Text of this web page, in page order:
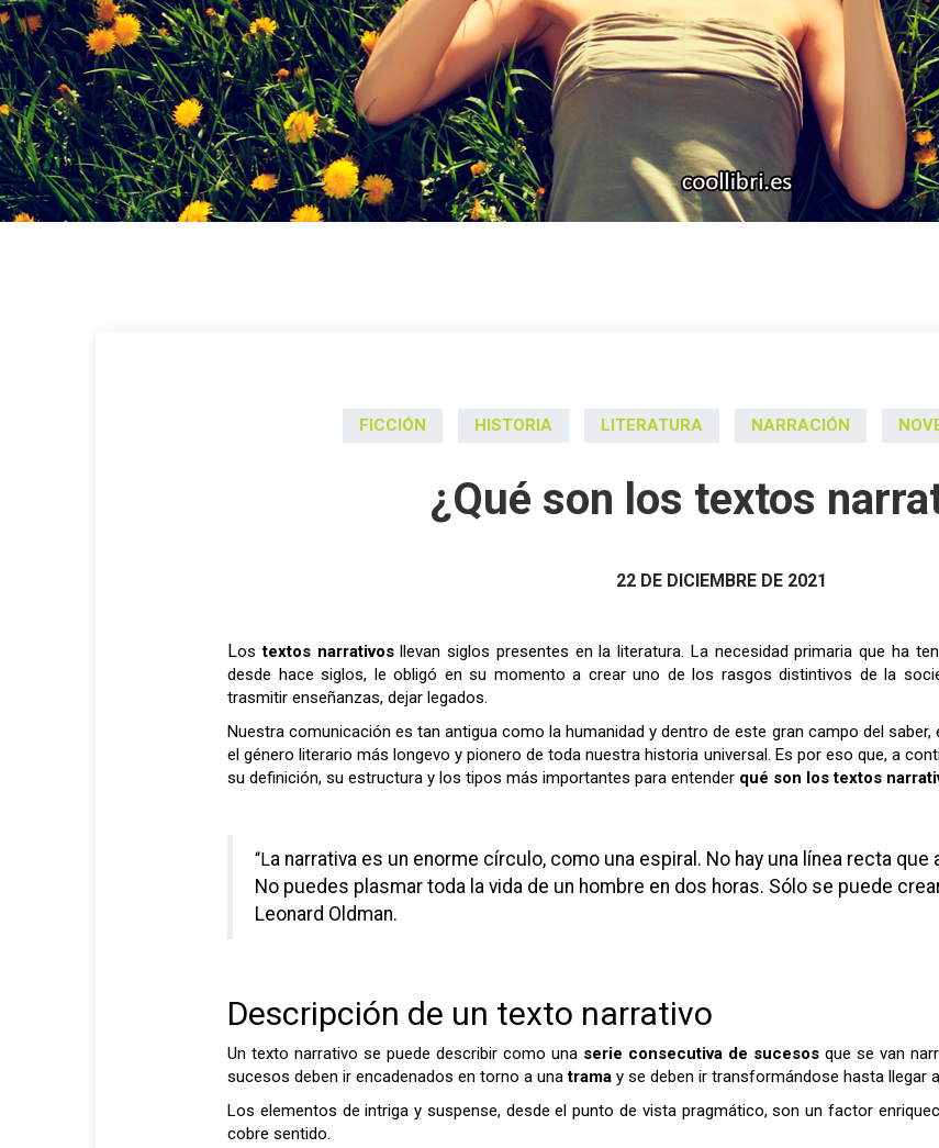
FICCIÓN HISTORIA LITERATURA NARRACIÓN
¿Qué son los textos
22 DE DICIEMBRE DE 2021
Los textos narrativosllevan siglos presentes en la literatura. La necesidad primaria que ha
desde hace siglos, le obligó en su momento a crear uno de los rasgos distintivos de la
trasmitir enseñanzas, dejar legados.
Nuestra comunicación es tan antigua como la humanidad y dentro de este gran campo del saber,
el género literario más longevo y pionero de toda nuestra historia universal. Es por eso que, a
su definición, su estructura y los tipos más importantes para entender qué son los textos
“La narrativa es un enorme círculo, como una espiral. No hay una línea recta que apunte a la salida más cercana.
No puedes plasmar toda la vida de un hombre en dos horas. Sólo se puede
Leonard Oldman.
Descripción de un texto narrativo
Un texto narrativo se puede describir como una serie consecutiva de sucesos que se van
sucesos deben ir encadenados en torno a unatrama y se deben ir transformándose hasta llegar
Los elementos de intriga y suspense, desde el punto de vista pragmático, son un factor
cobre sentido.